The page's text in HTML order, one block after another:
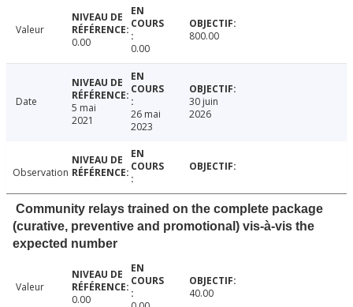
Valeur
0.00
0.00
800.00
Date
5 mai
2021
26 mai
2023
30 juin
2026
Observation
Community relays trained on the complete package
(curative, preventive and promotional) vis-à-vis the
expected number
Valeur
0.00
40.00